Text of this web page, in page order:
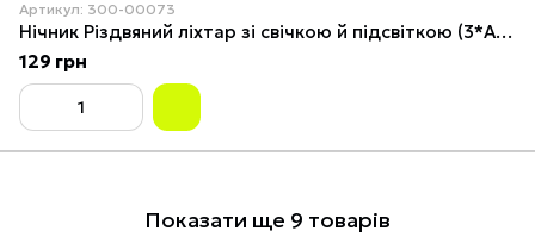
Артикул: 300-00073
Нічник Різдвяний ліхтар зі свічкою й підсвіткою (3*AG13) 13,5 см Червоний
129 грн
Показати ще 9 товарів